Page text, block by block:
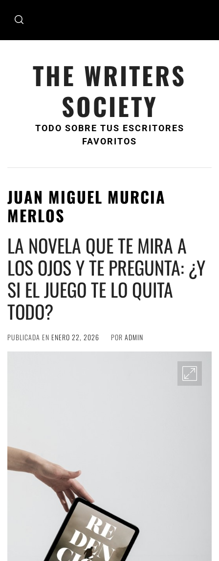
THE WRITERS
SOCIETY
TODO SOBRE TUS ESCRITORES
FAVORITOS
JUAN MIGUEL MURCIA
MERLOS
LA NOVELA QUE TE MIRA A
LOS OJOS Y TE PREGUNTA: ¿Y
SI EL JUEGO TE LO QUITA
TODO?
PUBLICADA EN ENERO 22, 2026 POR ADMIN